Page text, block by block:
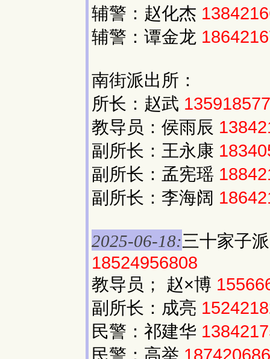
辅警：赵化杰
辅警：谭金龙
南街派出所：
所长：赵武
教导员：侯雨辰
副所长：王永康
副所长：孟宪瑶
副所长：李海阔
2025-06-18:三十家子
18524956808
教导员； 赵×博
副所长：成亮
民警：祁建华
民警：高举